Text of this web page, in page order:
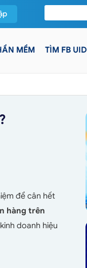
MỀM TÌM FB UID
để cân hết
hàng trên
doanh hiệu